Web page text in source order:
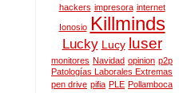
hackers impresora internet
Ionosio Killminds
Lucky Lucy luser
monitores Navidad opinion p2p
Patologías Laborales Extremas
pen drive pifia PLE Pollamboca